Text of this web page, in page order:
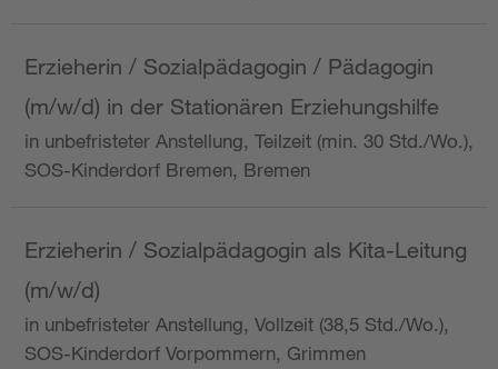
Erzieherin / Sozialpädagogin / Pädagogin
(m/w/d) in der Stationären Erziehungshilfe
in unbefristeter Anstellung, Teilzeit (min. 30 Std./Wo.),
SOS-Kinderdorf Bremen, Bremen
Erzieherin / Sozialpädagogin als Kita-Leitung
(m/w/d)
in unbefristeter Anstellung, Vollzeit (38,5 Std./Wo.),
SOS-Kinderdorf Vorpommern, Grimmen